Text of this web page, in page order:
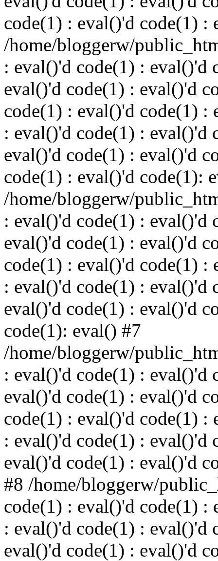
code(1) : eval()'d code(1) :
/home/bloggerw/
: eval()'d code(1) : eval()'d
eval()'d code(1) : eval()'d
code(1) : eval()'d code(1) :
: eval()'d code(1) : eval()'d
eval()'d code(1) : eval()'d
code(1) : eval()'d code(1):
/home/bloggerw/
: eval()'d code(1) : eval()'d
eval()'d code(1) : eval()'d
code(1) : eval()'d code(1) :
: eval()'d code(1) : eval()'d
eval()'d code(1) : eval()'d
code(1): eval() #7
/home/bloggerw/
: eval()'d code(1) : eval()'d
eval()'d code(1) : eval()'d
code(1) : eval()'d code(1) :
: eval()'d code(1) : eval()'d
eval()'d code(1) : eval()'d
#8 /home/bloggerw/
code(1) : eval()'d code(1) :
: eval()'d code(1) : eval()'d
eval()'d code(1) : eval()'d